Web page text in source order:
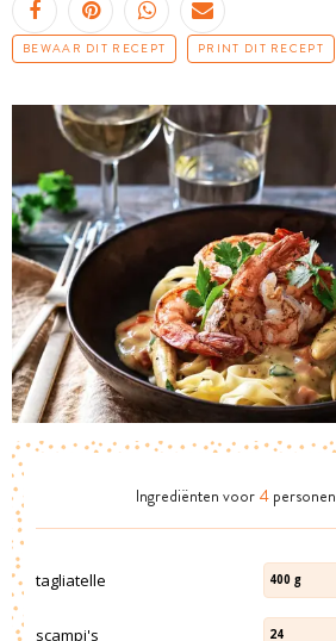
BEWAAR DIT RECEPT PRINT DIT RECEPT
Ingrediënten voor 4 personen
tagliatelle 400 g
scampi's 24